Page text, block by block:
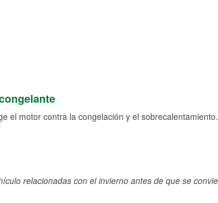
el motor contra la congelación y el sobrecalentamiento.
relacionadas con el invierno antes de que se